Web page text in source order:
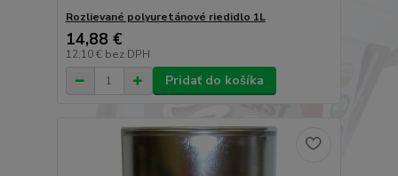
Rozlievané polyuretánové riedidlo 1L
14,88 €
12,10 € bez DPH
Pridať do košíka